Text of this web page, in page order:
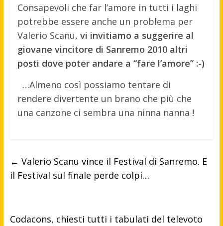
Consapevoli che far l’amore in tutti i laghi
potrebbe essere anche un problema per
Valerio Scanu, vi invitiamo a suggerire al
giovane vincitore di Sanremo 2010 altri
posti dove poter andare a “fare l’amore” :-)
…Almeno così possiamo tentare di
rendere divertente un brano che più che
una canzone ci sembra una ninna nanna !
← Valerio Scanu vince il Festival di Sanremo. E
il Festival sul finale perde colpi…
Codacons, chiesti tutti i tabulati del televoto